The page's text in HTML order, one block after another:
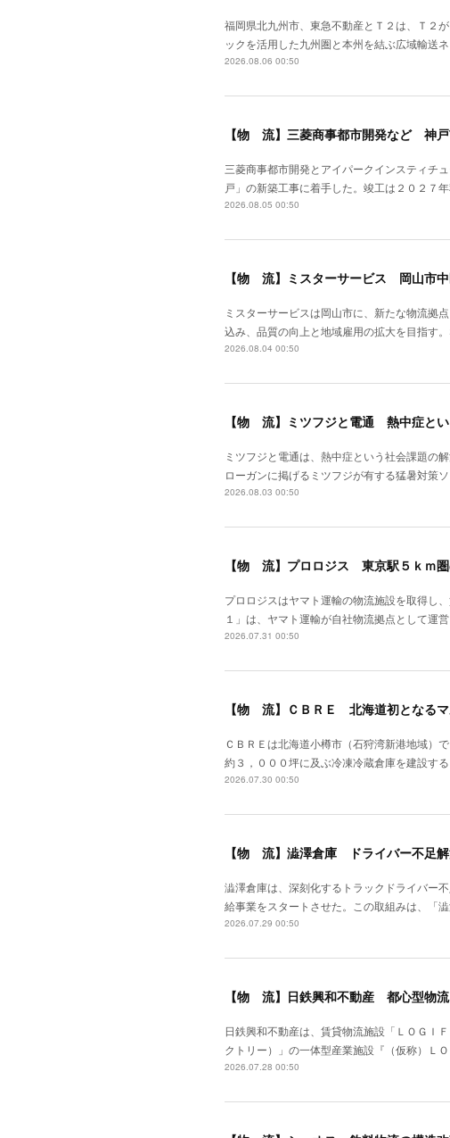
福岡県北九州市、東急不動産とＴ２は、Ｔ２
ックを活用した九州圏と本州を結ぶ広域輸送
2026.08.06 00:50
【物 流】三菱商事都市開発など 神
三菱商事都市開発とアイパークインスティチ
戸」の新築工事に着手した。竣工は２０２７
2026.08.05 00:50
【物 流】ミスターサービス 岡山市
ミスターサービスは岡山市に、新たな物流拠
込み、品質の向上と地域雇用の拡大を目指す
2026.08.04 00:50
【物 流】ミツフジと電通 熱中症と
ミツフジと電通は、熱中症という社会課題の
ローガンに掲げるミツフジが有する猛暑対策
2026.08.03 00:50
【物 流】プロロジス 東京駅５ｋｍ
プロロジスはヤマト運輸の物流施設を取得し
１」は、ヤマト運輸が自社物流拠点として運
2026.07.31 00:50
【物 流】ＣＢＲＥ 北海道初となる
ＣＢＲＥは北海道小樽市（石狩湾新港地域）
約３，０００坪に及ぶ冷凍冷蔵倉庫を建設す
2026.07.30 00:50
【物 流】澁澤倉庫 ドライバー不足解
澁澤倉庫は、深刻化するトラックドライバー
給事業をスタートさせた。この取組みは、「
2026.07.29 00:50
【物 流】日鉄興和不動産 都心型物
日鉄興和不動産は、賃貸物流施設「ＬＯＧＩ
クトリー）」の一体型産業施設『（仮称）Ｌ
2026.07.28 00:50